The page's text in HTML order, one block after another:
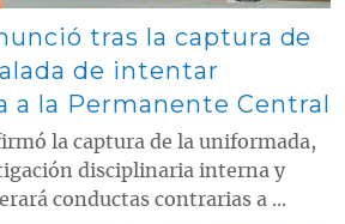
tras la captura de
de intentar
a la Permanente Central
la captura de la uniformada,
disciplinaria interna y
conductas contrarias a ...